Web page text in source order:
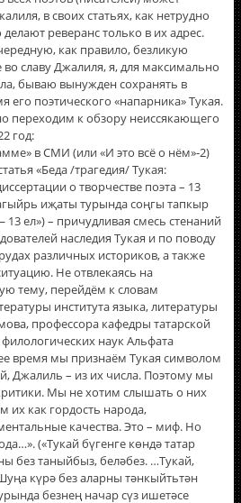
в своих статьях, как нетрудно
реверанс только в их адрес.
как правило, безликую
славу Джалиля, я, для максимально
бываю вынужден сохранять в
его поэтического «напарника» Тукая.
переходим к обзору неиссякающего
год:
в СМИ (или «И это всё о нём»-2)
«Беда /трагедия/ Тукая:
о творчестве поэта – 13
иҗаты турында соңгы тапкыр
13 ел») – причудливая смесь стенаний
наследия Тукая и по поводу
различных историков, а также
Не отвлекаясь на
тему, перейдём к словам
института языка, литературы
профессора кафедры татарской
наук Альфата
время мы признаём Тукая символом
Джалиль – из их числа. Поэтому мы
Мы не хотим слышать о них
как гордость народа,
качества. Это – миф. Но
(«Тукай бүгенге көндә татар
без таныйбыз, беләбез. …Тукай,
күрә без аларны тәнкыйтьтән
безнең начар сүз ишетәсе